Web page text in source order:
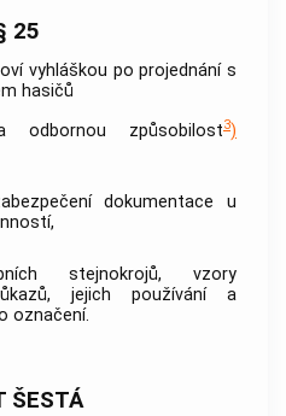
25
vyhláškou po projednání s
hasičů
odbornou způsobilost3)
dokumentace u
stejnokrojů, vzory
jejich používání a
označení.
ŠESTÁ